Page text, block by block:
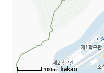
100m